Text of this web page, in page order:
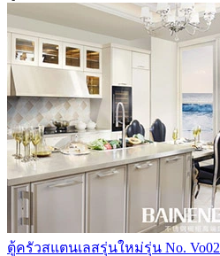
ตู้ครัวสแตนเลสรุ่นใหม่รุ่น No. Vo02